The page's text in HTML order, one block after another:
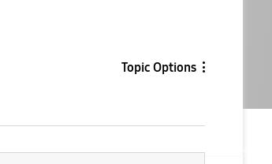
Topic Options